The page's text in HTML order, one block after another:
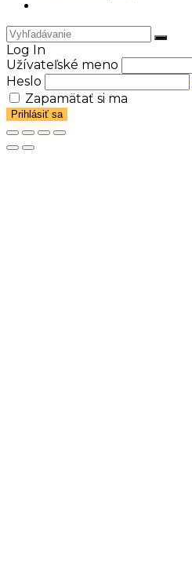
Log In
Užívateľské meno
Heslo
Zapamätať si ma
Prihlásiť sa